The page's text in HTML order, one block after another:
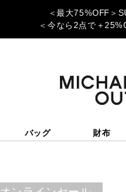
＜最大75%OFF＞
＜今なら2点で＋
バッグ 財布